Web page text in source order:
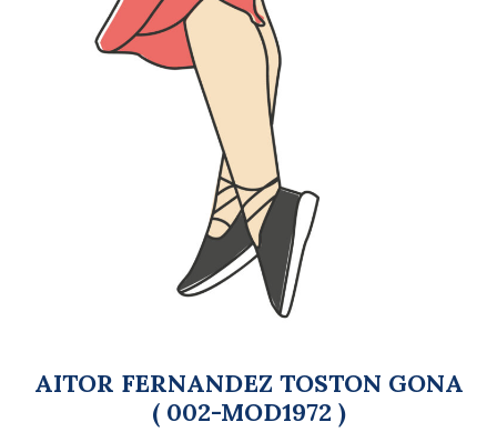
AITOR FERNANDEZ TOSTON GONA
( 002-MOD1972 )